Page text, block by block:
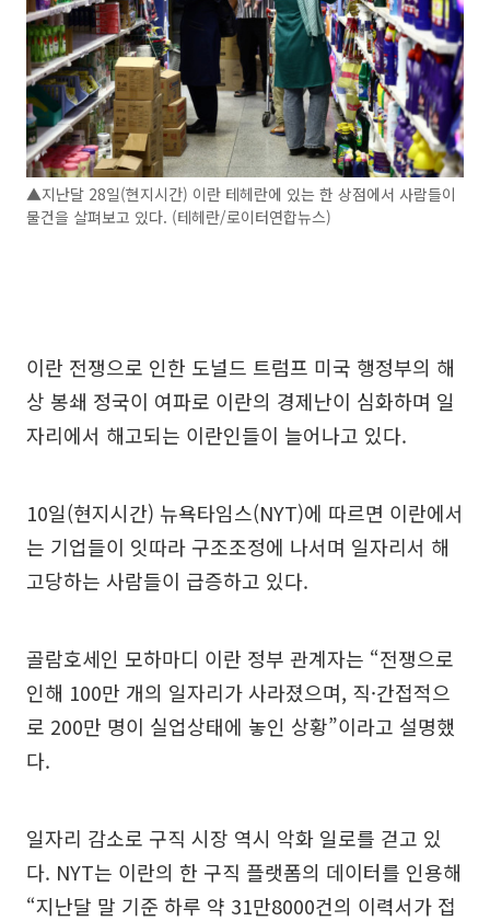
▲지난달 28일(현지시간) 이란 테헤란에 있는 한 상점에서 사람들이
물건을 살펴보고 있다. (테헤란/로이터연합뉴스)
이란 전쟁으로 인한 도널드 트럼프 미국 행정부의 해
상 봉쇄 정국이 여파로 이란의 경제난이 심화하며 일
자리에서 해고되는 이란인들이 늘어나고 있다.
10일(현지시간) 뉴욕타임스(NYT)에 따르면 이란에서
는 기업들이 잇따라 구조조정에 나서며 일자리서 해
고당하는 사람들이 급증하고 있다.
골람호세인 모하마디 이란 정부 관계자는 “전쟁으로
인해 100만 개의 일자리가 사라졌으며, 직·간접적으
로 200만 명이 실업상태에 놓인 상황”이라고 설명했
다.
일자리 감소로 구직 시장 역시 악화 일로를 걷고 있
다. NYT는 이란의 한 구직 플랫폼의 데이터를 인용해
“지난달 말 기준 하루 약 31만8000건의 이력서가 접